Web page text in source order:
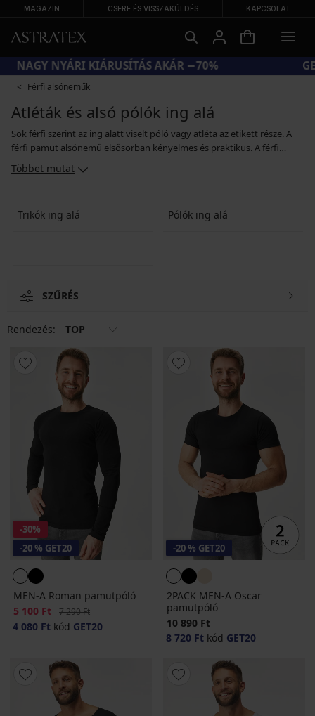
MAGAZIN CSERE ÉS VISSZAKÜLDÉS KAPCSOLAT
NAGY NYÁRI KIÁRUSÍTÁS AKÁR −70%
Férfi alsóneműk
Atléták és alsó pólók ing alá
Sok férfi szerint az ing alatt viselt póló vagy atléta az etikett része. A
férfi pamut alsónemű elsősorban kényelmes és praktikus. A férfi
pólók és atléták anyaga kellemesebb, mint az ing anyaga, ezért nem
irritálják a bőrt, nedvszívók és télen melegítenek is. Léteznek
atlétákat semleges színekben ajánljuk, így minden felsővel könnyen
Többet mutat
Trikók ing alá Pólók ing alá
SZŰRÉS
Rendezés: TOP
-30%
-20 % GET20
MEN-A Roman pamutpóló
Kedvezmény
5 100 Ft Eredeti ár
7 290 Ft
4 080 Ft kód GET20
-20 % GET20
2PACK MEN-A Oscar
pamutpóló
10 890 Ft
8 720 Ft kód GET20